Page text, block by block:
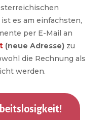
es am einfachsten,
per E-Mail an
(neue Adresse)zu
die Rechnung als
werden.